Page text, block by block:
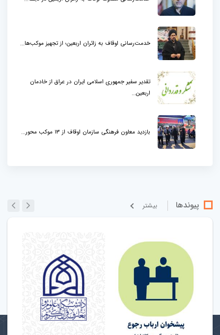
خدمت‌رسانی اوقاف به زائران اربعین؛ از تجهیز موکب‌ها...
تقدیر سفیر جمهوری اسلامی ایران در عراق از خادمان
اربعین...
بازدید معاون فرهنگی سازمان اوقاف از ۱۳ موکب محور...
پیوندها بيشتر